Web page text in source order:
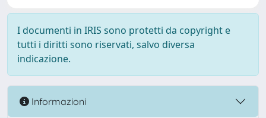
I documenti in IRIS sono protetti da copyright e
tutti i diritti sono riservati, salvo diversa
indicazione.
Informazioni